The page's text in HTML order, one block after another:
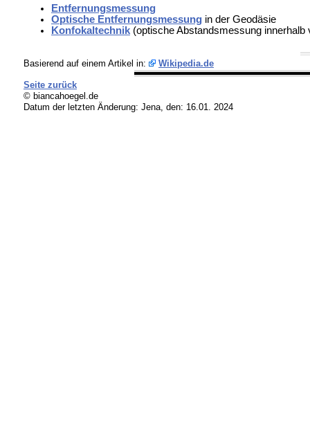
Entfernungsmessung
Optische Entfernungsmessungin der Geodäsie
Konfokaltechnik(optische Abstandsmessung innerhalb
Basierend auf einem Artikel in: Wikipedia.de
Seite zurück
© biancahoegel.de
Datum der letzten Änderung: Jena, den: 16.01. 2024